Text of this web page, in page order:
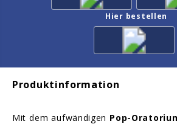
Hier bestellen
Produktinformation
Mit dem aufwändigen Pop-